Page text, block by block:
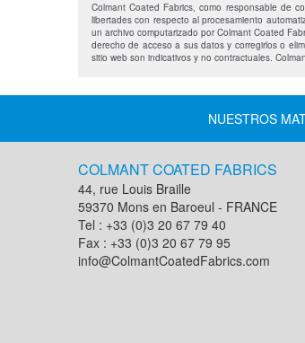
Colmant Coated Fabrics, como responsable de
libertades con respecto al procesamiento
un archivo computarizado por Colmant Coated
derecho de acceso a sus datos y corregirlos o
sitio web son indicativos y no contractuales.
NUESTROS
COLMANT COATED FABRICS
44, rue Louis Braille
59370 Mons en Baroeul - FRANCE
Tel : +33 (0)3 20 67 79 40
Fax : +33 (0)3 20 67 79 95
info@ColmantCoatedFabrics.com